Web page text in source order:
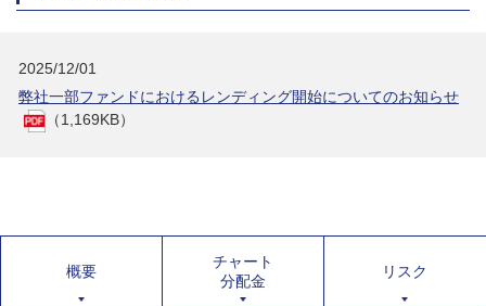
2025/12/01
弊社一部ファンドにおけるレンディング開始についてのお知らせ
（1,169KB）
概要
チャート
分配金
リスク